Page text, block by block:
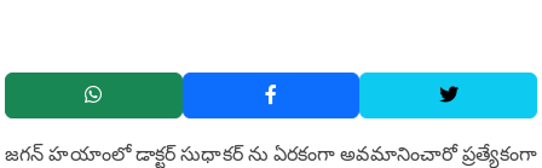
జగన్ హయాంలో డాక్టర్ సుధాకర్ ను ఏరకంగా అవమానించారో ప్రత్యేకంగా